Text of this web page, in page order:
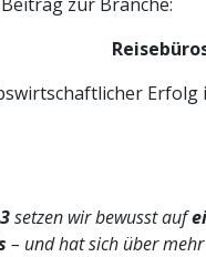
Erfolg
setzen wir bewusst auf
– und hat sich über